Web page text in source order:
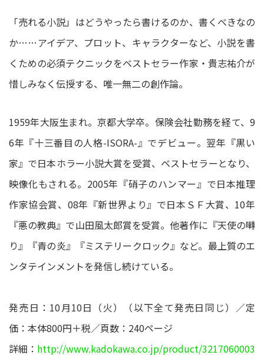
「売れる小説」はどうやったら書けるのか、書くべきなの
か……アイデア、プロット、キャラクターなど、小説を書
くための必須テクニックをベストセラー作家・貴志祐介が
惜しみなく伝授する、唯一無二の創作論。
1959年大阪生まれ。京都大学卒。保険会社勤務を経て、9
6年『十三番目の人格-ISORA-』でデビュー。翌年『黒い
家』で日本ホラー小説大賞を受賞、ベストセラーとなり、
映像化もされる。2005年『硝子のハンマー』で日本推理
作家協会賞、08年『新世界より』で日本ＳＦ大賞、10年
『悪の教典』で山田風太郎賞を受賞。他著作に『天使の囀
り』『青の炎』『ミステリークロック』など。最上質のエ
ンタテインメントを発信し続けている。
発売日：10月10日（火）（以下全て発売日同じ）／定
価：本体800円＋税／頁数：240ページ
詳細： http://www.kadokawa.co.jp/product/3217060003